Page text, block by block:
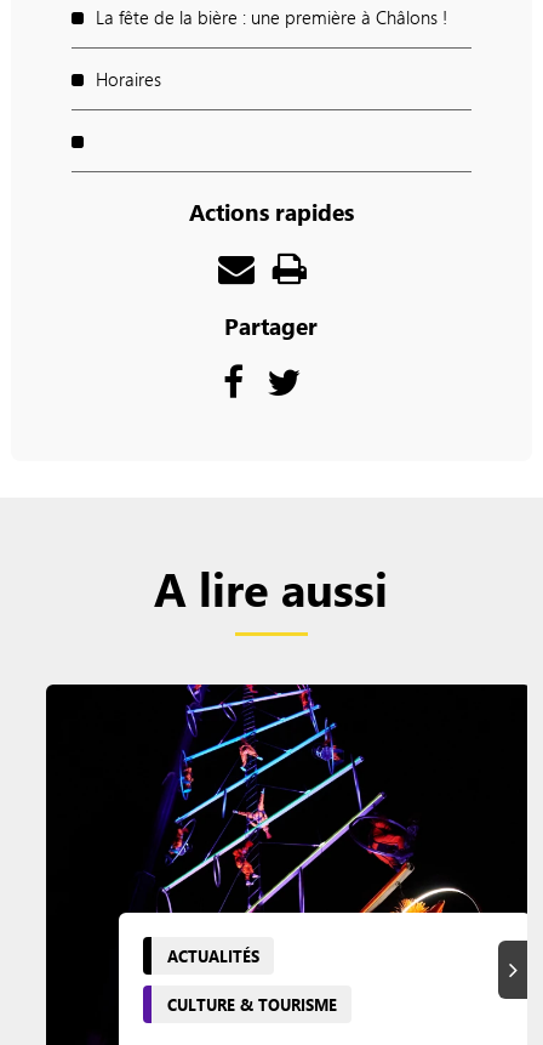
La fête de la bière : une première à Châlons !
Horaires
Actions rapides
Partager
A lire aussi
ACTUALITÉS
CULTURE & TOURISME